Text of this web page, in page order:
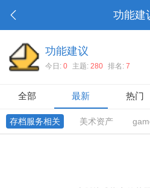
功能建
功能建议
今日: 0 主题: 280 排名: 7
全部 最新 热门
存档服务相关 美术资产